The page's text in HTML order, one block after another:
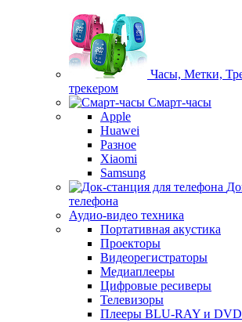
Часы, Метки,
трекером
Смарт-часы
Apple
Huawei
Разное
Xiaomi
Samsung
телефона
Аудио-видео техника
Портативная акустика
Проекторы
Видеорегистраторы
Медиаплееры
Цифровые ресиверы
Телевизоры
Плееры BLU-RAY и DVD